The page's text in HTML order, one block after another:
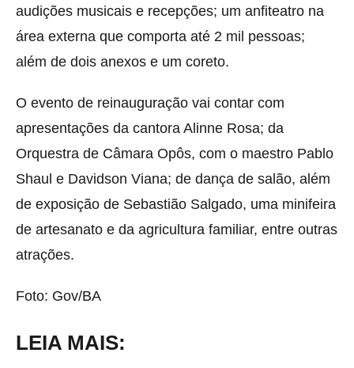
audições musicais e recepções; um anfiteatro na
área externa que comporta até 2 mil pessoas;
além de dois anexos e um coreto.
O evento de reinauguração vai contar com
apresentações da cantora Alinne Rosa; da
Orquestra de Câmara Opôs, com o maestro Pablo
Shaul e Davidson Viana; de dança de salão, além
de exposição de Sebastião Salgado, uma minifeira
de artesanato e da agricultura familiar, entre outras
atrações.
Foto: Gov/BA
LEIA MAIS: